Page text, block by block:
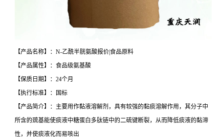
【产品名称】：N-乙酰半胱氨酸报价|食品原料
【产品属性】：食品级氨基酸
【保质日期】：24个月
【执行标准】：国标
【产品简介】：主要用作黏液溶解剂，具有较强的黏痰溶解作用，其分子中
所含的巯基能使痰液中糖蛋白多肽链中的二硫键断裂，从而降低痰液的黏滞
性，并使痰液化而易咳出